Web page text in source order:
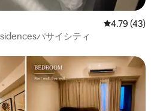
レビュー43
4.79 (43)
パサイシティ